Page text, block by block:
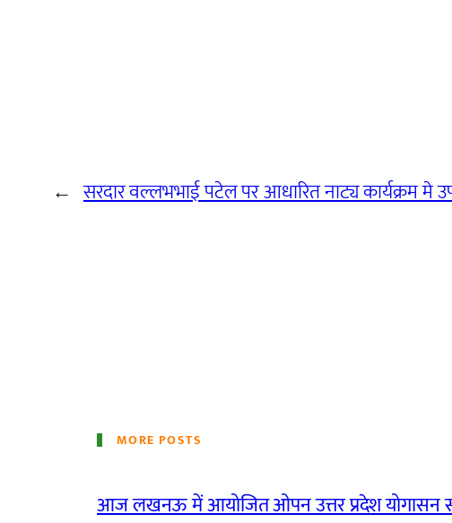
← सरदार वल्लभभाई पटेल पर आधारित नाट्य कार्यक्रम मे
MORE POSTS
आज लखनऊ में आयोजित ओपन उत्तर प्रदेश योगासन